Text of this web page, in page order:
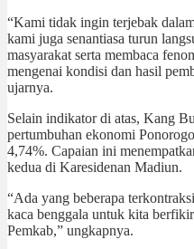
“Kami tidak ingin terjebak
kami juga senantiasa turun
masyarakat serta membaca
mengenai kondisi dan hasil
ujarnya.
Selain indikator di atas, Kang
pertumbuhan ekonomi
4,74%. Capaian ini
kedua di Karesidenan Madiun.
“Ada yang beberapa
kaca benggala untuk kita
Pemkab,” ungkapnya.